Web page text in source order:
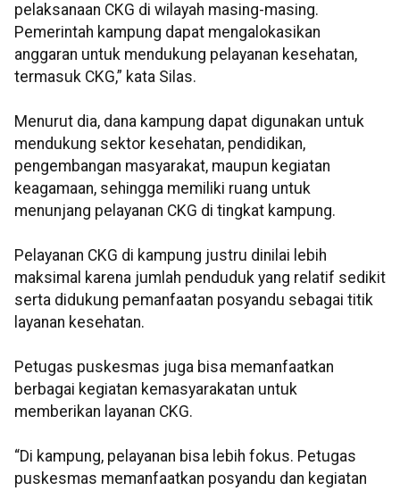
pelaksanaan CKG di wilayah masing-masing.
Pemerintah kampung dapat mengalokasikan
anggaran untuk mendukung pelayanan kesehatan,
termasuk CKG,” kata Silas.
Menurut dia, dana kampung dapat digunakan untuk
mendukung sektor kesehatan, pendidikan,
pengembangan masyarakat, maupun kegiatan
keagamaan, sehingga memiliki ruang untuk
menunjang pelayanan CKG di tingkat kampung.
Pelayanan CKG di kampung justru dinilai lebih
maksimal karena jumlah penduduk yang relatif sedikit
serta didukung pemanfaatan posyandu sebagai titik
layanan kesehatan.
Petugas puskesmas juga bisa memanfaatkan
berbagai kegiatan kemasyarakatan untuk
memberikan layanan CKG.
“Di kampung, pelayanan bisa lebih fokus. Petugas
puskesmas memanfaatkan posyandu dan kegiatan